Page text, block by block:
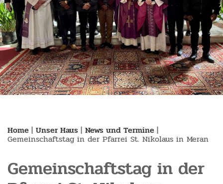
Home | Unser Haus | News und Termine |
Gemeinschaftstag in der Pfarrei St. Nikolaus in Meran
Gemeinschaftstag in der